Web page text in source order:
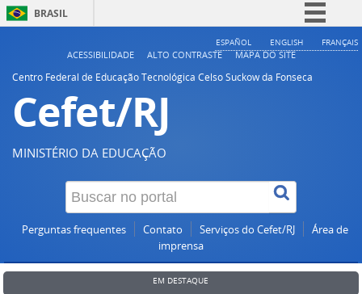
BRASIL
Simplifique!
ESPAÑOL ENGLISH FRANÇAIS
ACESSIBILIDADE ALTO CONTRASTE
MAPA DO SITE
Centro Federal de Educação Tecnológica Celso Suckow da Fonseca
Cefet/RJ
MINISTÉRIO DA EDUCAÇÃO
Perguntas frequentes Contato Serviços do Cefet/RJ
Área de
imprensa
EM DESTAQUE